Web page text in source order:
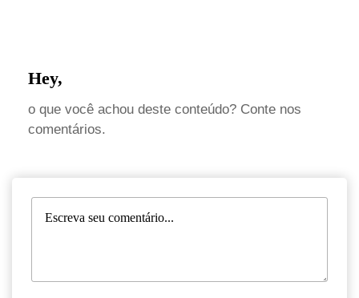
Hey,
o que você achou deste conteúdo? Conte nos
comentários.